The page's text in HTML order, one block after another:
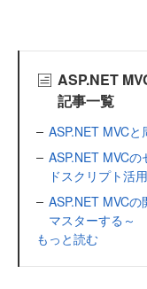
ASP.NET
記事一覧
ASP.NET MVC
ASP.NET MVC
ドスクリプト活
ASP.NET MVC
マスターする～
もっと読む